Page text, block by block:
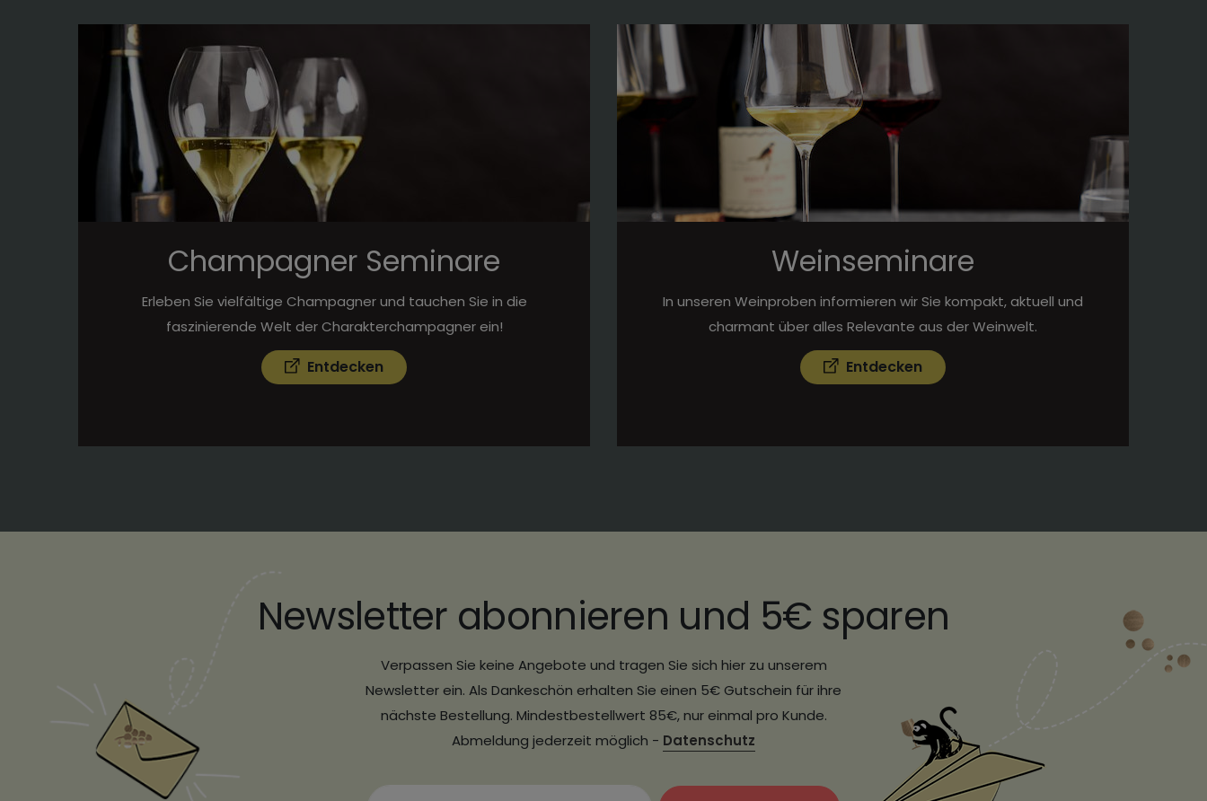
Champagner Seminare
Erleben Sie vielfältige Champagner und tauchen Sie in die
faszinierende Welt der Charakterchampagner ein!
Entdecken
Weinseminare
In unseren Weinproben informieren wir Sie kompakt, aktuell und
charmant über alles Relevante aus der Weinwelt.
Entdecken
Newsletter abonnieren und 5€ sparen
Verpassen Sie keine Angebote und tragen Sie sich hier zu unserem
Newsletter ein. Als Dankeschön erhalten Sie einen 5€ Gutschein für ihre
nächste Bestellung. Mindestbestellwert 85€, nur einmal pro Kunde.
Abmeldung jederzeit möglich - Datenschutz